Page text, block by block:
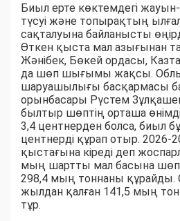
Биыл ерте көктемдегі
түсуі және топырақтың
сақталуына байланысты
Өткен қыста мал азығынан
Жәнібек, Бөкей ордасы,
да шөп шығымы жақсы.
шаруашылығы басқармасы
орынбасары Рүстем
былтыр шөптің орташа
3,4 центнерден болса, биыл
центнерді құрап отыр.
қыстағына кіреді деп
мың шартты мал басына шөп
298,4 мың тоннаны құрайды.
жылдан қалған 141,5 мың
тұр.